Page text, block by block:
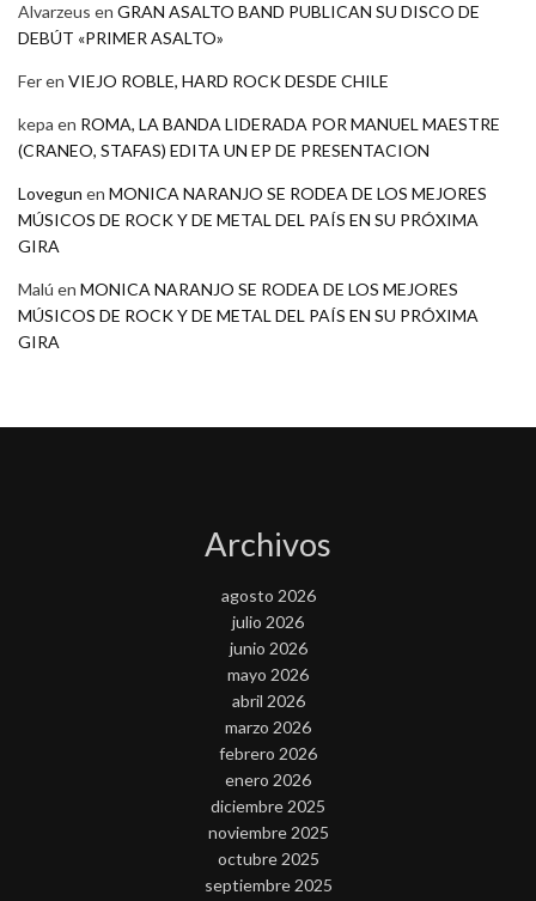
Alvarzeus en GRAN ASALTO BAND PUBLICAN SU DISCO DE
DEBÚT «PRIMER ASALTO»
Feren VIEJO ROBLE, HARD ROCK DESDE CHILE
kepa en ROMA, LA BANDA LIDERADA POR MANUEL MAESTRE
(CRANEO, STAFAS) EDITA UN EP DE PRESENTACION
Lovegun en MONICA NARANJO SE RODEA DE LOS MEJORES
MÚSICOS DE ROCK Y DE METAL DEL PAÍS EN SU PRÓXIMA
GIRA
Malú en MONICA NARANJO SE RODEA DE LOS MEJORES
MÚSICOS DE ROCK Y DE METAL DEL PAÍS EN SU PRÓXIMA
GIRA
Archivos
agosto 2026
julio 2026
junio 2026
mayo 2026
abril 2026
marzo 2026
febrero 2026
enero 2026
diciembre 2025
noviembre 2025
octubre 2025
septiembre 2025